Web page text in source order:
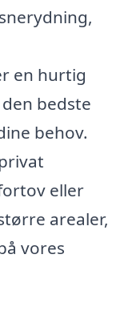
en hurtig
bedste
behov.
eller
arealer,
vores